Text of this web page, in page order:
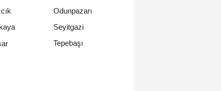
Odunpazarı
Seyitgazi
Tepebaşı